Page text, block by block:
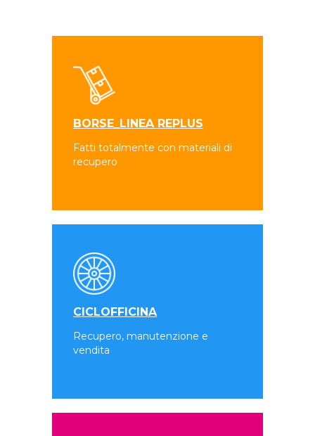
BORSE_LINEA REPLUS
Fatti totalmente con materiali di
recupero
CICLOFFICINA
Recupero, manutenzione e
vendita